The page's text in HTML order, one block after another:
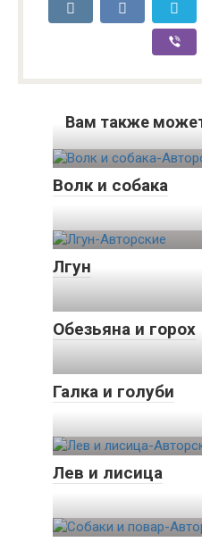
Вам также
Волк и собака
Лгун
Обезьяна и горох
Галка и голуби
Лев и лисица